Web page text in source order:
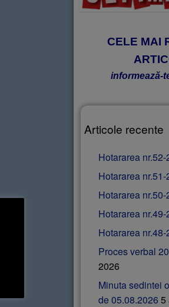
CELE MAI
informează-
Articole recente
Hotararea nr.52-
Hotararea nr.51-
Hotararea nr.50-
Hotararea nr.49-
Hotararea nr.48-
Proces verbal
2026
Minuta sedintei
de 05.08.2026 5